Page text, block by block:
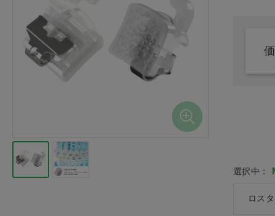
セメント・練板紙・裏層材・
知覚過敏
印象材・ミキシングチップ・
バイト・トレー・咬合紙
義歯関連・適応試験材・超音
波洗浄器
ルシェロ フロス
価格：ログイン
選択中：
ロス